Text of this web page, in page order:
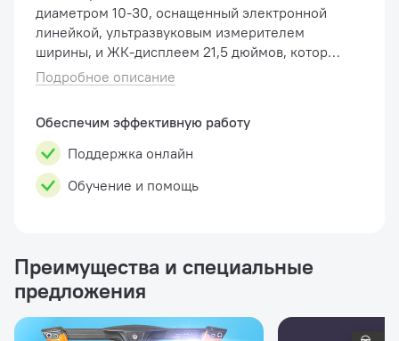
диаметром 10-30, оснащенный электронной
линейкой, ультразвуковым измерителем
ширины, и ЖК-дисплеем 21,5 дюймов, который
активно используется в шиномонтажах и
Подробное описание
Обеспечим эффективную работу
Поддержка онлайн
Обучение и помощь
Преимущества и специальные
предложения